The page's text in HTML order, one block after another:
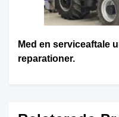
Med en serviceaftale
reparationer.